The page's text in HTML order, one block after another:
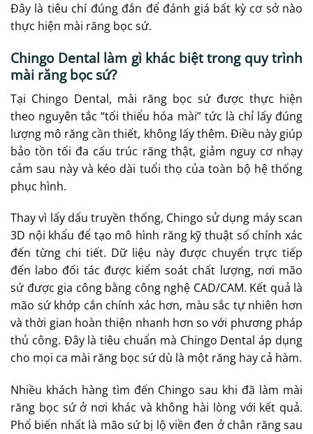
Đây là tiêu chí đúng đắn để đánh giá bất kỳ cơ sở nào
thực hiện mài răng bọc sứ.
Chingo Dental làm gì khác biệt trong quy trình
mài răng bọc sứ?
Tại Chingo Dental, mài răng bọc sứ được thực hiện
theo nguyên tắc “tối thiểu hóa mài” tức là chỉ lấy đúng
lượng mô răng cần thiết, không lấy thêm. Điều này giúp
bảo tồn tối đa cấu trúc răng thật, giảm nguy cơ nhạy
cảm sau này và kéo dài tuổi thọ của toàn bộ hệ thống
phục hình.
Thay vì lấy dấu truyền thống, Chingo sử dụng máy scan
3D nội khẩu để tạo mô hình răng kỹ thuật số chính xác
đến từng chi tiết. Dữ liệu này được chuyển trực tiếp
đến labo đối tác được kiểm soát chất lượng, nơi mão
sứ được gia công bằng công nghệ CAD/CAM. Kết quả là
mão sứ khớp cắn chính xác hơn, màu sắc tự nhiên hơn
và thời gian hoàn thiện nhanh hơn so với phương pháp
thủ công. Đây là tiêu chuẩn mà Chingo Dental áp dụng
cho mọi ca mài răng bọc sứ dù là một răng hay cả hàm.
Nhiều khách hàng tìm đến Chingo sau khi đã làm mài
răng bọc sứ ở nơi khác và không hài lòng với kết quả.
Phổ biến nhất là mão sứ bị lộ viền đen ở chân răng sau